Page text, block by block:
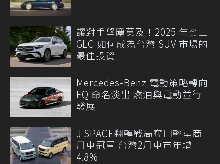
讓對手望塵莫及！2025 年賓士
GLC 如何成為台灣 SUV 市場的
最佳投資
Mercedes-Benz 電動策略轉向
EQ 命名淡出 燃油與電動並行
發展
J SPACE翻轉戰局奪回輕型商
用車冠軍 台灣2月車市年增
4.8%